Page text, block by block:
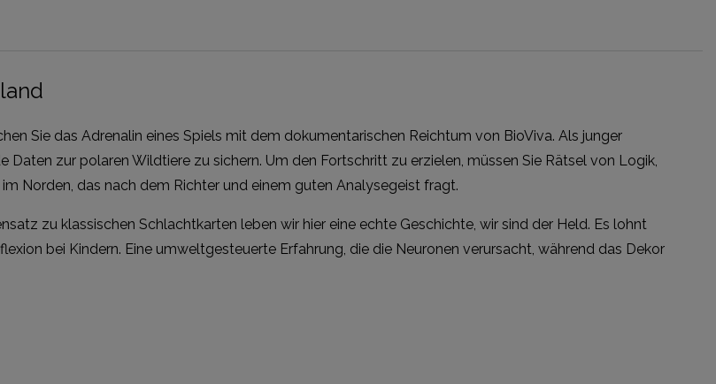
Sie das Adrenalin eines Spiels mit dem dokumentarischen Reichtum von BioViva. Als junger
zur polaren Wildtiere zu sichern. Um den Fortschritt zu erzielen, müssen Sie Rätsel von Logik,
Norden, das nach dem Richter und einem guten Analysegeist fragt.
zu klassischen Schlachtkarten leben wir hier eine echte Geschichte, wir sind der Held. Es lohnt
bei Kindern. Eine umweltgesteuerte Erfahrung, die die Neuronen verursacht, während das Dekor